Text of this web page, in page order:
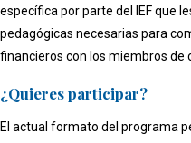
específica por parte del IEF que
pedagógicas necesarias para
financieros con los miembros de
¿Quieres participar?
El actual formato del programa